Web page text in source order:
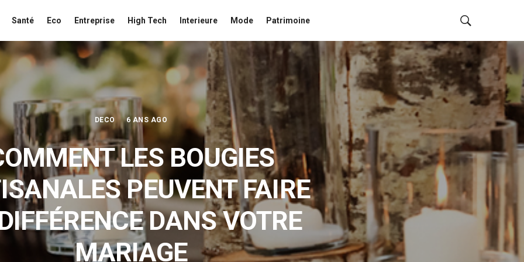
Santé Eco Entreprise High Tech Interieure Mode Patrimoine
DECO 6 ANS AGO
LES BOUGIES
PEUVENT FAIRE
DANS VOTRE
MARIAGE